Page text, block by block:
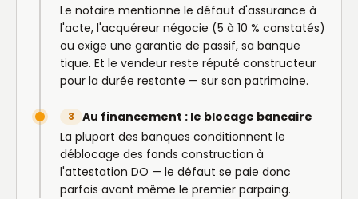
Le notaire mentionne le défaut d'assurance à
l'acte, l'acquéreur négocie (5 à 10 % constatés)
ou exige une garantie de passif, sa banque
tique. Et le vendeur reste réputé constructeur
pour la durée restante — sur son patrimoine.
3
Au financement : le blocage bancaire
La plupart des banques conditionnent le
déblocage des fonds construction à
l'attestation DO — le défaut se paie donc
parfois avant même le premier parpaing.